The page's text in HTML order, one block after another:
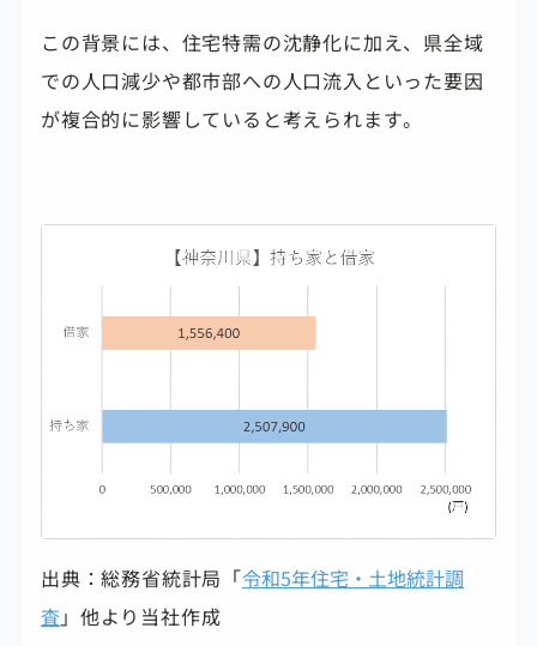
この背景には、住宅特需の沈静化に加え、県全域
での人口減少や都市部への人口流入といった要因
が複合的に影響していると考えられます。
出典：総務省統計局「令和5年住宅・土地統計調
査 」他より当社作成